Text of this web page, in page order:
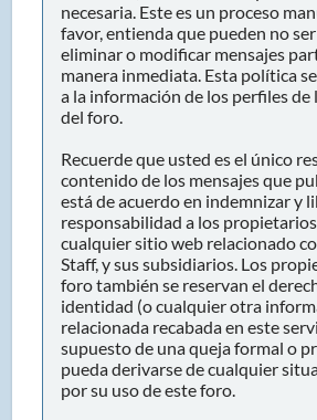
necesaria. Este es un proceso
favor, entienda que pueden no
eliminar o modificar mensajes
manera inmediata. Esta política
a la información de los perfiles de
del foro.
Recuerde que usted es el único
contenido de los mensajes que
está de acuerdo en indemnizar y
responsabilidad a los
cualquier sitio web relacionado
Staff, y sus subsidiarios. Los
foro también se reservan el
identidad (o cualquier otra
relacionada recabada en este
supuesto de una queja formal o
pueda derivarse de cualquier
por su uso de este foro.